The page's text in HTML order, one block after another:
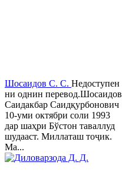
Шосаидов С. С. Недоступен
ни однин перевод.Шосаидов
Саидакбар Саидқурбонович
10-уми октябри соли 1993
дар шаҳри Бўстон таваллуд
шудааст. Миллаташ тоҷик.
Ма...